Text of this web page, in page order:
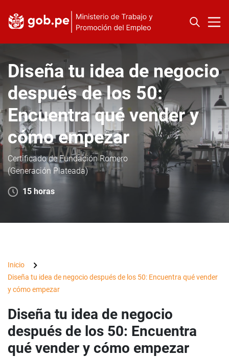
Diseña tu idea de negocio
después de los 50:
Encuentra qué vender y
cómo empezar
Certificado de Fundación Romero
(Generación Plateada)
15 horas
Inicio
Diseña tu idea de negocio después de los 50: Encuentra qué vender
y cómo empezar
Diseña tu idea de negocio
después de los 50: Encuentra
qué vender y cómo empezar